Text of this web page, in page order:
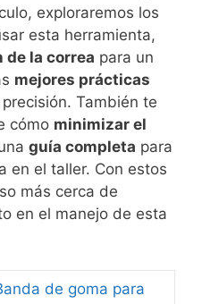
exploraremos los
esta herramienta,
la correa para un
mejores prácticas
También te
cómo minimizar el
guía completa para
en el taller. Con estos
más cerca de
en el manejo de esta
de goma para